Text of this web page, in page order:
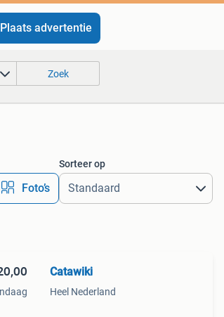
Plaats advertentie
Zoek
Foto’s
Sorteer op
Catawiki
Heel Nederland